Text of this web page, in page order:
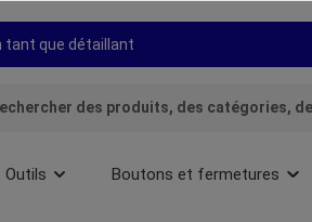
tant que détaillant
Outils Boutons et fermetures